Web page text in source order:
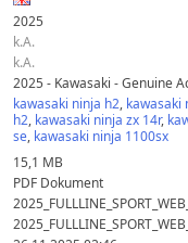
2025
k.A.
k.A.
2025 - Kawasaki - Genuine
kawasaki ninja h2, kawasaki
h2, kawasaki ninja zx 14r,
se, kawasaki ninja 1100sx
15,1 MB
PDF Dokument